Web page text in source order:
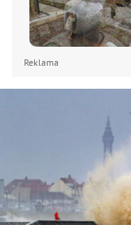
Reklama